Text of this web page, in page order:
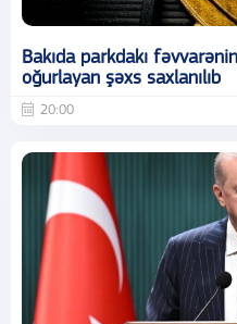
Bakıda parkdakı
oğurlayan şəxs saxlanılıb
20:00